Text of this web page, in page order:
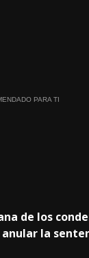
PARA TI
de los
la